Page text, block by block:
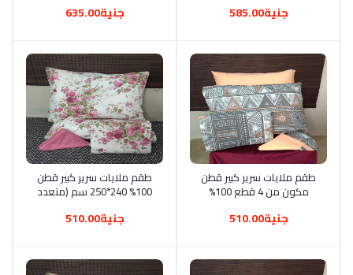
جنية585.00 ومخدتين وخدديتين
جنية635.00
أضف إلى السلة
طقم ملايات سرير كبير قطن
مكون من 4 قطع 100%
)جنية510.00
أضف إلى السلة
طقم ملايات سرير كبير قطن
100% 240*250 سم (متعدد
جنية510.00